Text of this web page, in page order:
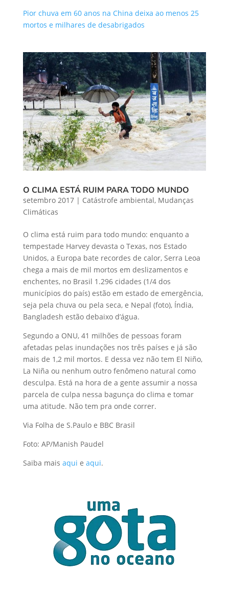
Pior chuva em 60 anos na China deixa ao menos 25
mortos e milhares de desabrigados
O CLIMA ESTÁ RUIM PARA TODO MUNDO
setembro 2017| Catástrofe ambiental, Mudanças
Climáticas
O clima está ruim para todo mundo: enquanto a
tempestade Harvey devasta o Texas, nos Estado
Unidos, a Europa bate recordes de calor, Serra Leoa
chega a mais de mil mortos em deslizamentos e
enchentes, no Brasil 1.296 cidades (1/4 dos
municípios do país) estão em estado de emergência,
seja pela chuva ou pela seca, e Nepal (foto), Índia,
Bangladesh estão debaixo d’água.
Segundo a ONU, 41 milhões de pessoas foram
afetadas pelas inundações nos três países e já são
mais de 1,2 mil mortos. E dessa vez não tem El Niño,
La Niña ou nenhum outro fenômeno natural como
desculpa. Está na hora de a gente assumir a nossa
parcela de culpa nessa bagunça do clima e tomar
uma atitude. Não tem pra onde correr.
Via Folha de S.Paulo e BBC Brasil
Foto: AP/Manish Paudel
Saiba mais aqui e aqui.